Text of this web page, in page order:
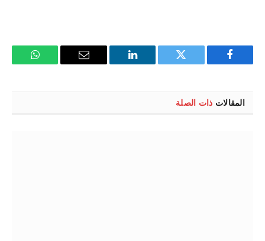
فيسبوك تويتر لينكدإن
البريد
واتساب
المقالات ذات الصلة